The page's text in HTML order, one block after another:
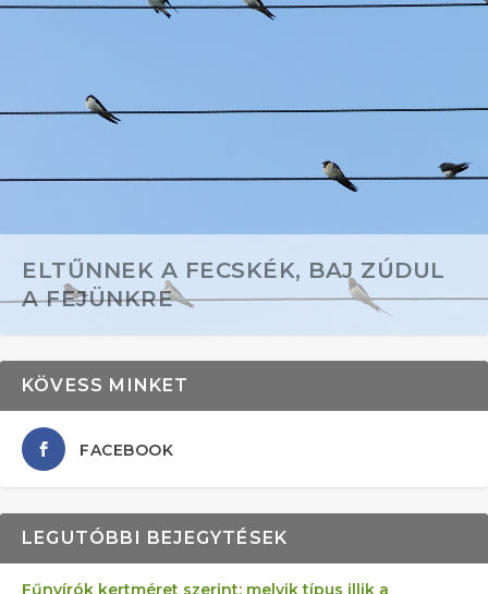
ELTŰNNEK A FECSKÉK, BAJ ZÚDUL
A FEJÜNKRE
KÖVESS MINKET
FACEBOOK
LEGUTÓBBI BEJEGYTÉSEK
Fűnyírók kertméret szerint: melyik típus illik a